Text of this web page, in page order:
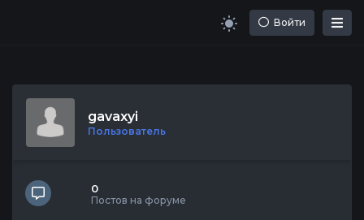
Войти
gavaxyi
Пользователь
0
Постов на форуме